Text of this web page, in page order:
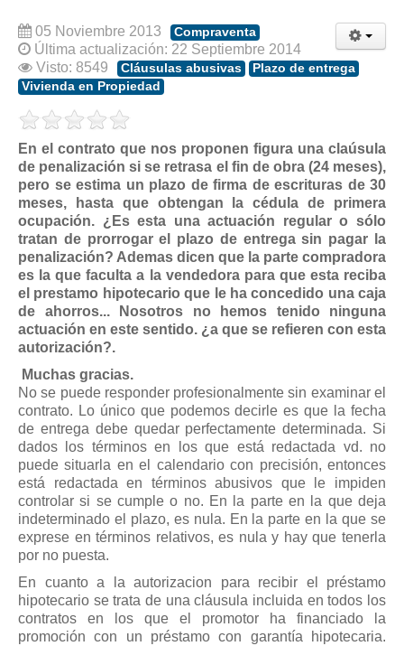
Requerimientos y comunicaciones
Formularios sobre Propiedad Horizontal
Modelos de Convocatoria de Junta de Propietarios
Modelos de Acta de Junta de Propietarios
Requerimientos y comunicaciones
Legislación
Legislación sobre Arrendamientos Urbanos
Legislación sobre la Comunidad de Propietarios
Legislación sobre Adquisición de Vivienda en Propiedad
Legislación de interés práctico
Diccionario
Usuario
Entrar / Salir
Mis boletines
05 Noviembre 2013
Última actualización: 22 Septiembre 2014
Visto: 8549
Compraventa
Cláusulas abusivas
Plazo de entrega
Vivienda en Propiedad
En el contrato que nos proponen figura una claúsula
de penalización si se retrasa el fin de obra (24 meses),
pero se estima un plazo de firma de escrituras de 30
meses, hasta que obtengan la cédula de primera
ocupación. ¿Es esta una actuación regular o sólo
tratan de prorrogar el plazo de entrega sin pagar la
penalización? Ademas dicen que la parte compradora
es la que faculta a la vendedora para que esta reciba
el prestamo hipotecario que le ha concedido una caja
de ahorros... Nosotros no hemos tenido ninguna
actuación en este sentido. ¿a que se refieren con esta
autorización?.
Muchas gracias.
No se puede responder profesionalmente sin examinar el
contrato. Lo único que podemos decirle es que la fecha
de entrega debe quedar perfectamente determinada. Si
dados los términos en los que está redactada vd. no
puede situarla en el calendario con precisión, entonces
está redactada en términos abusivos que le impiden
controlar si se cumple o no. En la parte en la que deja
indeterminado el plazo, es nula. En la parte en la que se
exprese en términos relativos, es nula y hay que tenerla
por no puesta.
En cuanto a la autorizacion para recibir el préstamo
hipotecario se trata de una cláusula incluida en todos los
contratos en los que el promotor ha financiado la
promoción con un préstamo con garantía hipotecaria.